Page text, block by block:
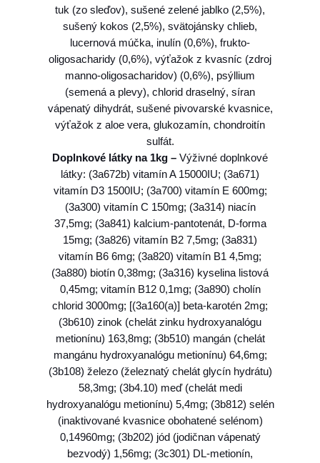
tuk (zo sleďov), sušené zelené jablko (2,5%),
sušený kokos (2,5%), svätojánsky chlieb,
lucernová múčka, inulín (0,6%), frukto-
oligosacharidy (0,6%), výťažok z kvasníc (zdroj
manno-oligosacharidov) (0,6%), psýllium
(semená a plevy), chlorid draselný, síran
vápenatý dihydrát, sušené pivovarské kvasnice,
výťažok z aloe vera, glukozamín, chondroitín
sulfát.
Doplnkové látky na 1kg – Výživné doplnkové
látky: (3a672b) vitamín A 15000IU; (3a671)
vitamín D3 1500IU; (3a700) vitamín E 600mg;
(3a300) vitamín C 150mg; (3a314) niacín
37,5mg; (3a841) kalcium-pantotenát, D-forma
15mg; (3a826) vitamín B2 7,5mg; (3a831)
vitamín B6 6mg; (3a820) vitamín B1 4,5mg;
(3a880) biotín 0,38mg; (3a316) kyselina listová
0,45mg; vitamín B12 0,1mg; (3a890) cholín
chlorid 3000mg; [(3a160(a)] beta-karotén 2mg;
(3b610) zinok (chelát zinku hydroxyanalógu
metionínu) 163,8mg; (3b510) mangán (chelát
mangánu hydroxyanalógu metionínu) 64,6mg;
(3b108) železo (železnatý chelát glycín hydrátu)
58,3mg; (3b4.10) meď (chelát medi
hydroxyanalógu metionínu) 5,4mg; (3b812) selén
(inaktivované kvasnice obohatené selénom)
0,14960mg; (3b202) jód (jodičnan vápenatý
bezvodý) 1,56mg; (3c301) DL-metionín,